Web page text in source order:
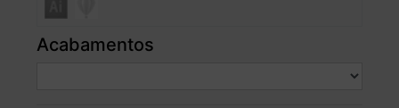
Acabamentos